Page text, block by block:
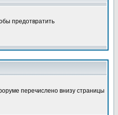
предотвратить
перечислено внизу страницы